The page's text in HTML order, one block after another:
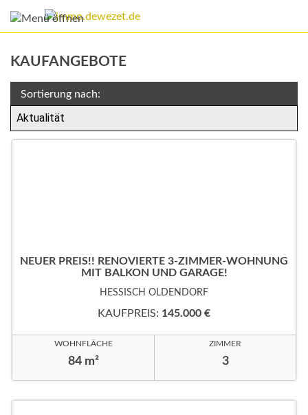
KAUFANGEBOTE
Sortierung nach:
NEUER PREIS!! RENOVIERTE 3-ZIMMER-WOHNUNG
MIT BALKON UND GARAGE!
HESSISCH OLDENDORF
KAUFPREIS: 145.000 €
WOHNFLÄCHE
84 m²
ZIMMER
3